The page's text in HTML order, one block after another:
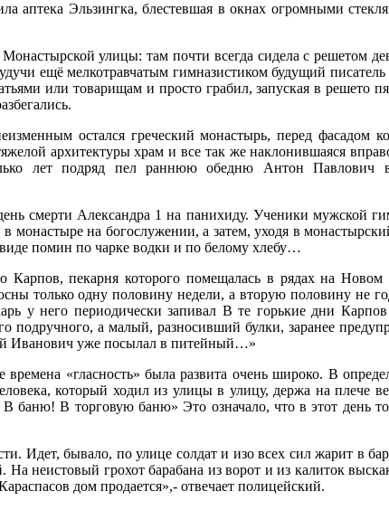
аптека Эльзингка, блестевшая в окнах огромными
улицы: там почти всегда сидела с решетом
ещё мелкотравчатым гимназистиком будущий писатель
или товарищам и просто грабил, запуская в решето
остался греческий монастырь, перед фасадом
архитектуры храм и все так же наклонившаяся
лет подряд пел раннюю обедню Антон Павлович
смерти Александра 1 на панихиду. Ученики мужской
монастыре на богослужении, а затем, уходя в
помин по чарке водки и по белому хлебу…
пекарня которого помещалась в рядах на Новом
только одну половину недели, а вторую половину не
у него периодически запивал В те горькие дни Карпов
подручного, а малый, разносивший булки, заранее
Иванович уже посылал в питейный…»
«гласность» была развита очень широко. В
который ходил из улицы в улицу, держа на плече
В торговую баню» Это означало, что в этот день
Идет, бывало, по улице солдат и изо всех сил жарит в
неистовый грохот барабана из ворот и из калиток
дом продается»,- отвечает полицейский.